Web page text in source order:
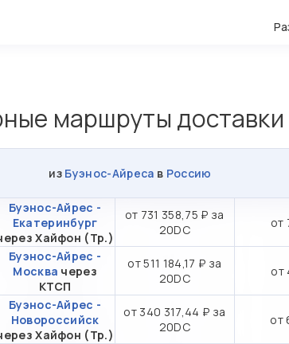
маршруты доставки
из Буэнос-Айреса в Россию
Буэнос-Айрес -
Екатеринбург
Хайфон (Тр.)
от 731 358,75 ₽ за
20DC
от
Буэнос-Айрес -
Москва через
КТСП
от 511 184,17 ₽ за
20DC
от
Буэнос-Айрес -
Новороссийск
Хайфон (Тр.)
от 340 317,44 ₽ за
20DC
от